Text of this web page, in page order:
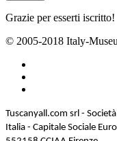
Grazie per esserti iscritto!
© 2005-2018 Italy-
Tuscanyall.com srl -
Italia - Capitale Sociale